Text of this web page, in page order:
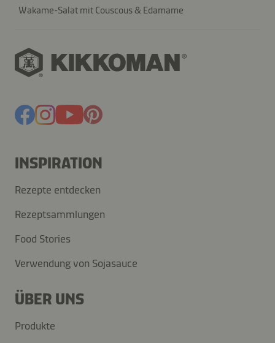
Wakame-Salat mit Couscous & Edamame
INSPIRATION
Rezepte entdecken
Rezeptsammlungen
Food Stories
Verwendung von Sojasauce
ÜBER UNS
Produkte